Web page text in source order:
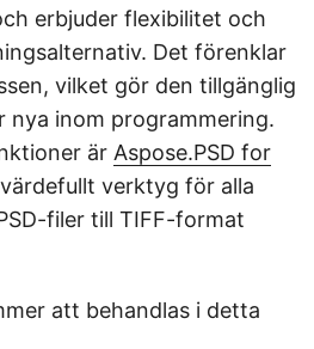
erbjuder flexibilitet och
Det förenklar
vilket gör den tillgänglig
nya inom programmering.
är Aspose.PSD for
verktyg för alla
filer till TIFF-format
att behandlas i detta